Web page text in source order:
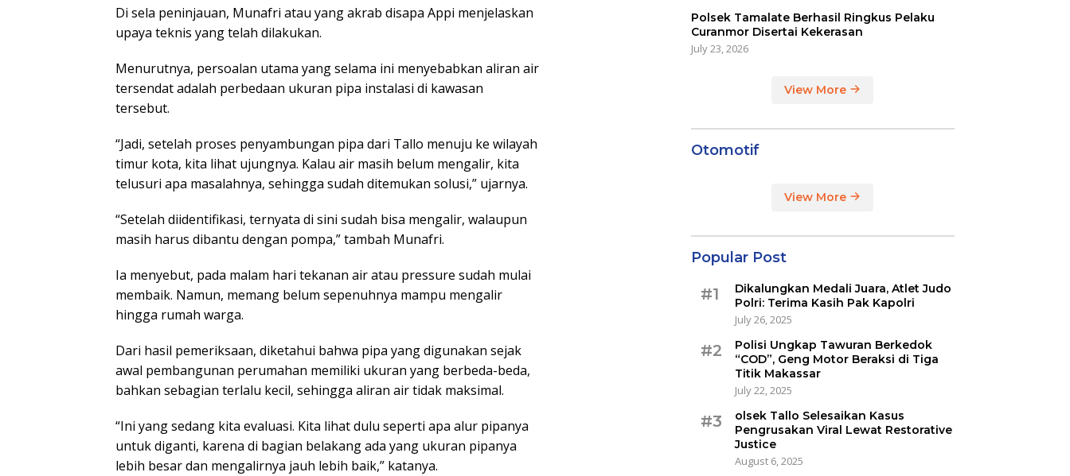
Di sela peninjauan, Munafri atau yang akrab disapa Appi menjelaskan
upaya teknis yang telah dilakukan.
Menurutnya, persoalan utama yang selama ini menyebabkan aliran air
tersendat adalah perbedaan ukuran pipa instalasi di kawasan
tersebut.
“Jadi, setelah proses penyambungan pipa dari Tallo menuju ke wilayah
timur kota, kita lihat ujungnya. Kalau air masih belum mengalir, kita
telusuri apa masalahnya, sehingga sudah ditemukan solusi,” ujarnya.
“Setelah diidentifikasi, ternyata di sini sudah bisa mengalir, walaupun
masih harus dibantu dengan pompa,” tambah Munafri.
Ia menyebut, pada malam hari tekanan air atau pressure sudah mulai
membaik. Namun, memang belum sepenuhnya mampu mengalir
hingga rumah warga.
Dari hasil pemeriksaan, diketahui bahwa pipa yang digunakan sejak
awal pembangunan perumahan memiliki ukuran yang berbeda-beda,
bahkan sebagian terlalu kecil, sehingga aliran air tidak maksimal.
“Ini yang sedang kita evaluasi. Kita lihat dulu seperti apa alur pipanya
untuk diganti, karena di bagian belakang ada yang ukuran pipanya
lebih besar dan mengalirnya jauh lebih baik,” katanya.
Polsek Tamalate Berhasil Ringkus Pelaku
Curanmor Disertai Kekerasan
July 23, 2026
View More
Otomotif
View More
Popular Post
#1
Dikalungkan Medali Juara, Atlet Judo
Polri: Terima Kasih Pak Kapolri
July 26, 2025
#2
Polisi Ungkap Tawuran Berkedok
“COD”, Geng Motor Beraksi di Tiga
Titik Makassar
July 22, 2025
#3
olsek Tallo Selesaikan Kasus
Pengrusakan Viral Lewat Restorative
Justice
August 6, 2025